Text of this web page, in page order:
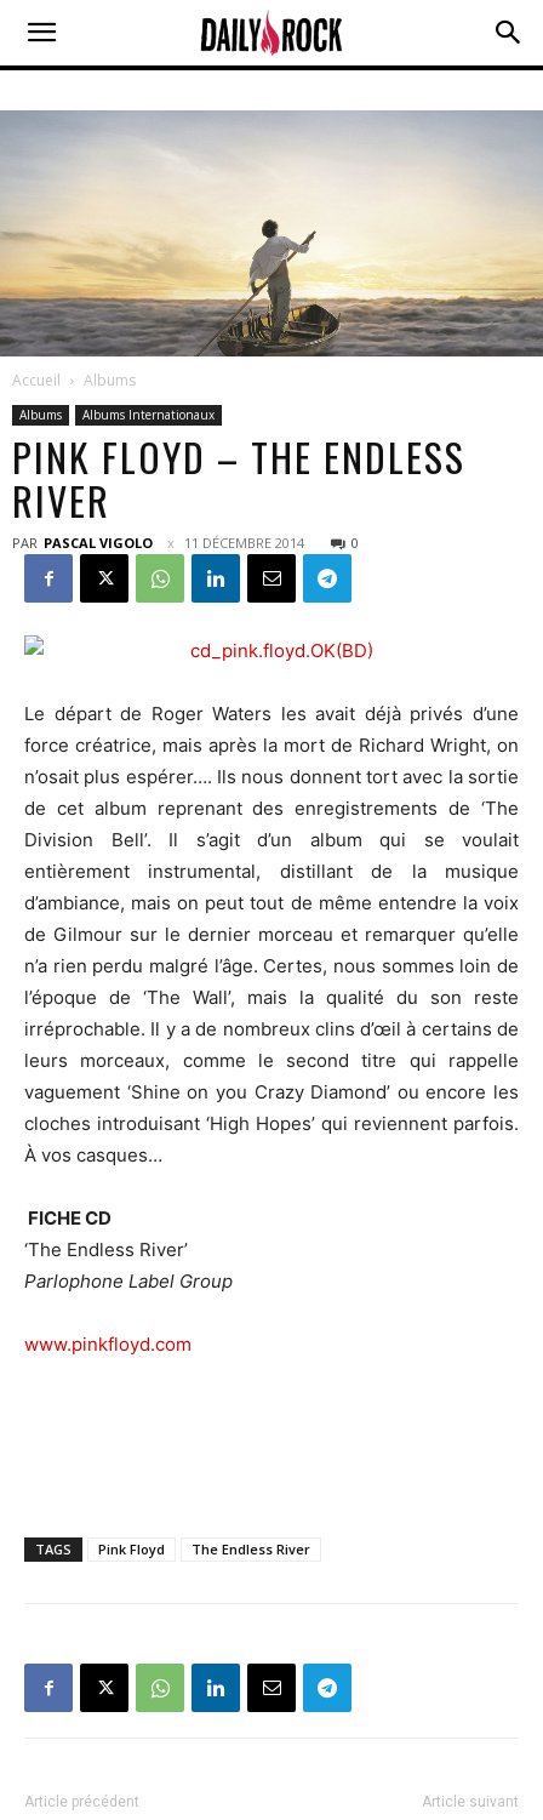
Accueil Albums
Albums Albums Internationaux
PINK FLOYD – THE ENDLESS
RIVER
PAR PASCAL VIGOLO 11 DÉCEMBRE 2014 0
Le départ de Roger Waters les avait déjà privés d’une
force créatrice, mais après la mort de Richard Wright, on
n’osait plus espérer…. Ils nous donnent tort avec la sortie
de cet album reprenant des enregistrements de ‘The
Division Bell’. Il s’agit d’un album qui se voulait
entièrement instrumental, distillant de la musique
d’ambiance, mais on peut tout de même entendre la voix
de Gilmour sur le dernier morceau et remarquer qu’elle
n’a rien perdu malgré l’âge. Certes, nous sommes loin de
l’époque de ‘The Wall’, mais la qualité du son reste
irréprochable. Il y a de nombreux clins d’œil à certains de
leurs morceaux, comme le second titre qui rappelle
vaguement ‘Shine on you Crazy Diamond’ ou encore les
cloches introduisant ‘High Hopes’ qui reviennent parfois.
À vos casques…
FICHE CD
‘The Endless River’
Parlophone Label Group
www.pinkfloyd.com
TAGS Pink Floyd The Endless River
Article précédent Article suivant